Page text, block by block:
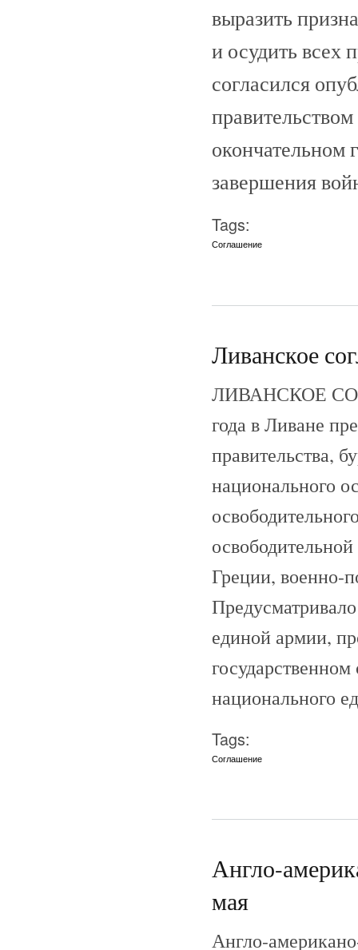
выразить
и осудить всех
согласился
окончательном
завершения
Tags:
Соглашение
Ливанское
ЛИВАНСКОЕ
года в Ливане
правительства,
национального
Греции, военно-
единой армии,
национального
Tags:
Соглашение
Англо-
мая
Англо-